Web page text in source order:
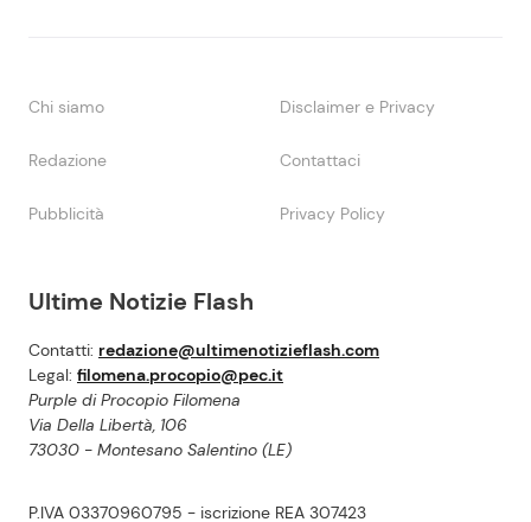
Ultime Notizie Flash
Contatti: redazione@ultimenotizieflash.com
Legal: filomena.procopio@pec.it
Purple di Procopio Filomena
Via Della Libertà, 106
73030 - Montesano Salentino (LE)
P.IVA 03370960795 - iscrizione REA 307423
Chi siamo Disclaimer e Privacy
Redazione Contattaci
Pubblicità Privacy Policy